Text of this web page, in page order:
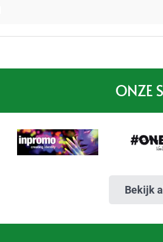
ONZE
Bekijk